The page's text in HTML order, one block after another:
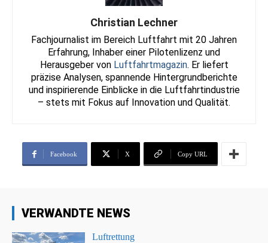
Christian Lechner
Fachjournalist im Bereich Luftfahrt mit 20 Jahren
Erfahrung, Inhaber einer Pilotenlizenz und
Herausgeber von Luftfahrtmagazin. Er liefert
präzise Analysen, spannende Hintergrundberichte
und inspirierende Einblicke in die Luftfahrtindustrie
– stets mit Fokus auf Innovation und Qualität.
Facebook X Copy URL
VERWANDTE NEWS
Luftrettung